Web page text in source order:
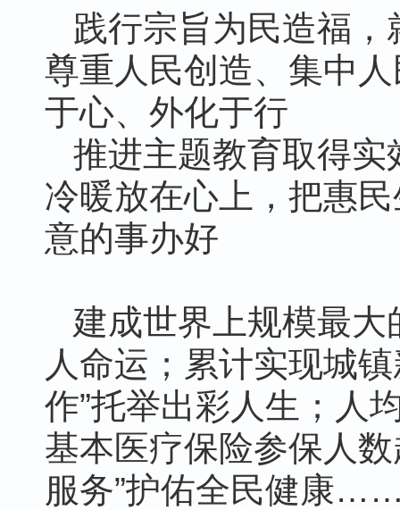
践行宗旨为民造福
尊重人民创造、集中
于心、外化于行
推进主题教育取得
冷暖放在心上，把惠
意的事办好
建成世界上规模最大
人命运；累计实现城
作”托举出彩人生；人
基本医疗保险参保人
服务”护佑全民健康